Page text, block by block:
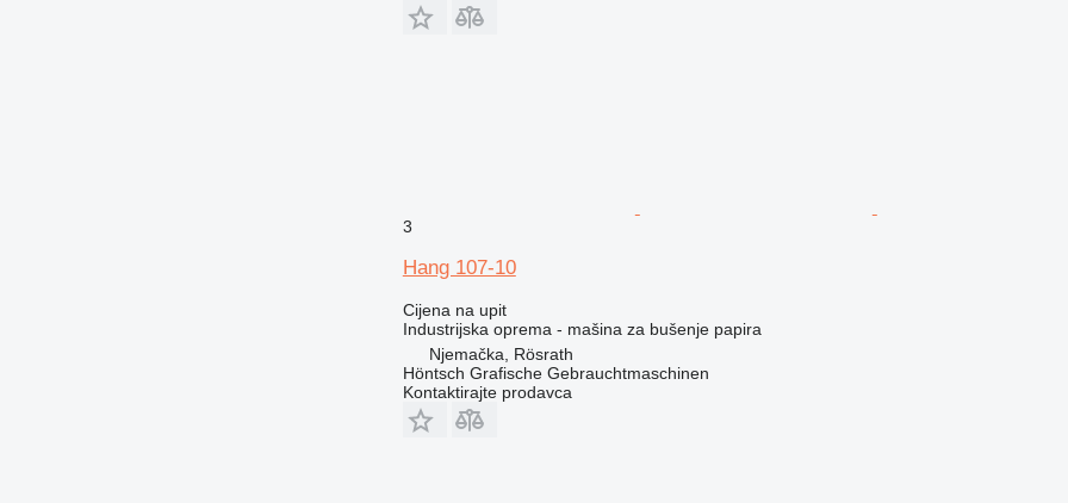
3
Hang 107-10
Cijena na upit
Industrijska oprema - mašina za bušenje papira
Njemačka, Rösrath
Höntsch Grafische Gebrauchtmaschinen
Kontaktirajte prodavca